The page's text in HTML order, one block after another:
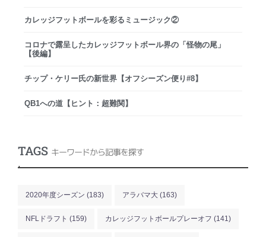
カレッジフットボールを彩るミュージック②
コロナで露呈したカレッジフットボール界の「怪物の尾」
【後編】
チップ・ケリー氏の新世界【オフシーズン便り#8】
QB1への道【ヒント：超難関】
TAGS キーワードから記事を探す
.
2020年度シーズン (183) アラバマ大 (163)
NFLドラフト (159) カレッジフットボールプレーオフ (141)